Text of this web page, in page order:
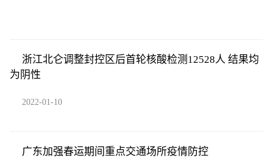
浙江北仑调整封控区后首轮核酸检测12528人 结果均
为阴性
2022-01-10
广东加强春运期间重点交通场所疫情防控